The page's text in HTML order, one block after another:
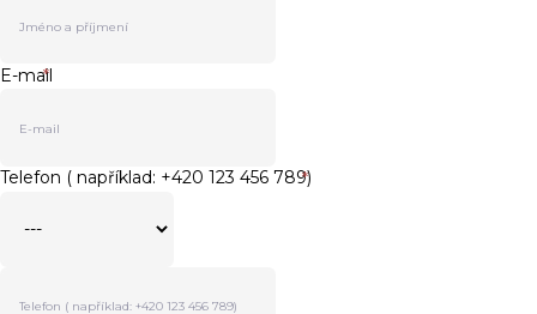
E-mail
*
Telefon ( například: +420 123 456 789)
*